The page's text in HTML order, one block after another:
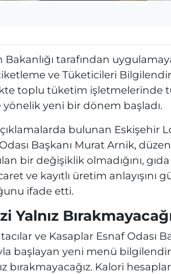
Bakanlığı tarafından
ve Tüketicileri
toplu tüketim işletmelerinde
yeni bir dönem başladı.
bulunan Eskişehir
Başkanı Murat Arnik,
bir değişiklik olmadığını,
ve kayıtlı üretim
ifade etti.
Yalnız
ve Kasaplar Esnaf Odası
başlayan yeni menü
bırakmayacağız. Kalori